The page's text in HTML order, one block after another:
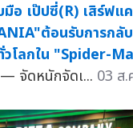
มือ เป๊ปซี่(R) เสิร์ฟแ
ต้อนรับการกลั
วโลกใน "Spider-
— จัดหนักจัดเ... 03 ส.